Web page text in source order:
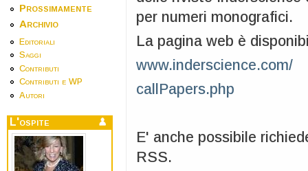
Prossimamente
Archivio
Editoriali
Saggi
Contributi
Contributi e WP
Autori
L'ospite
per numeri monografici.
La pagina web è
www.inderscience.com/
callPapers.php
E' anche possibile
RSS.